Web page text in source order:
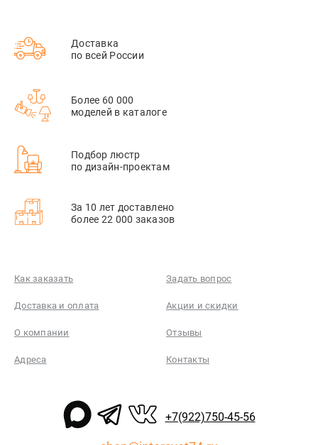
Доставка
по всей России
Более 60 000
моделей в каталоге
Подбор люстр
по дизайн-проектам
За 10 лет доставлено
более 22 000 заказов
Как заказать Задать вопрос
Доставка и оплата Акции и скидки
О компании Отзывы
Адреса Контакты
+7(922)750-45-56